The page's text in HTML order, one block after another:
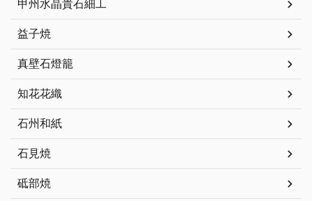
甲州水晶貴石細工
益子焼
真壁石燈籠
知花花織
石州和紙
石見焼
砥部焼